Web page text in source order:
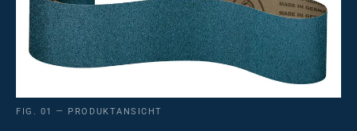
FIG. 01 — PRODUKTANSICHT